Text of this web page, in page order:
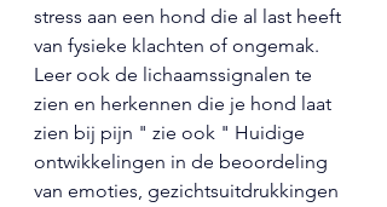
stress aan een hond die al last heeft
van fysieke klachten of ongemak.
Leer ook de lichaamssignalen te
zien en herkennen die je hond laat
zien bij pijn " zie ook " Huidige
ontwikkelingen in de beoordeling
van emoties, gezichtsuitdrukkingen